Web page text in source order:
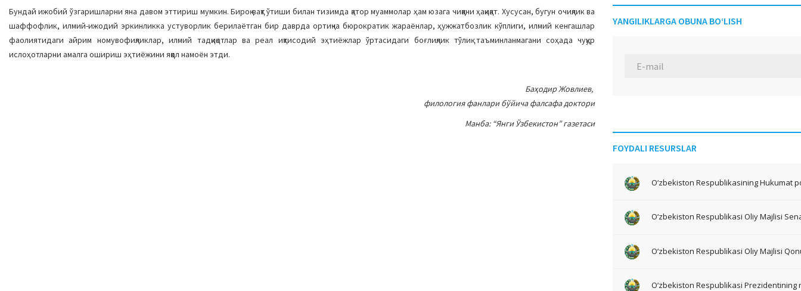
Бундай ижобий ўзгаришларни яна давом эттириш мумкин. Бироқ вақт ўтиши билан тизимда қатор муаммолар ҳам юзага чиққани ҳақиқат. Хусусан, бугун очиқлик ва
шаффофлик, илмий-ижодий эркинликка устуворлик берилаётган бир даврда ортиқча бюрократик жараёнлар, ҳужжатбозлик кўплиги, илмий кенгашлар
фаолиятидаги айрим номувофиқликлар, илмий тадқиқотлар ва реал иқтисодий эҳтиёжлар ўртасидаги боғлиқлик тўлиқ таъминланмагани соҳада чуқур
ислоҳотларни амалга ошириш эҳтиёжини яққол намоён этди.
Баҳодир Жовлиев,
филология фанлари бўйича фалсафа доктори
Манба: “Янги Ўзбекистон” газетаси
YANGILIKLARGA OBUNA BO‘LISH
FOYDALI RESURSLAR
O‘zbekiston Respublikasining Hukumat
O‘zbekiston Respublikasi Oliy Majlisi
O‘zbekiston Respublikasi Oliy Majlisi
O‘zbekiston Respublikasi Prezidentining